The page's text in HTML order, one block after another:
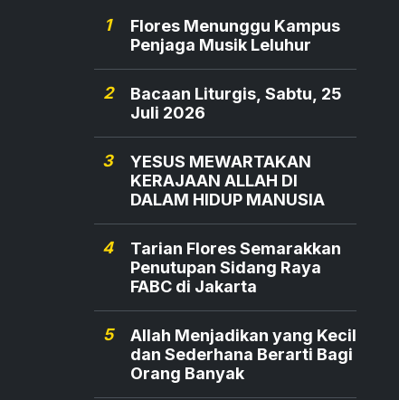
1
Flores Menunggu Kampus
Penjaga Musik Leluhur
2
Bacaan Liturgis, Sabtu, 25
Juli 2026
3
YESUS MEWARTAKAN
KERAJAAN ALLAH DI
DALAM HIDUP MANUSIA
4
Tarian Flores Semarakkan
Penutupan Sidang Raya
FABC di Jakarta
5
Allah Menjadikan yang Kecil
dan Sederhana Berarti Bagi
Orang Banyak